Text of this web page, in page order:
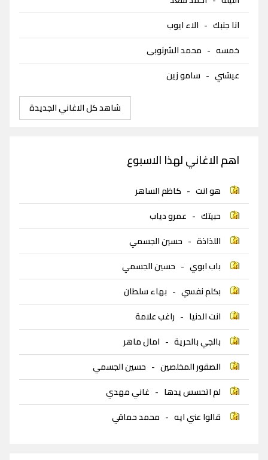
انا جنبك - الاء ايوب
خمسه - محمد الشرنوبى
عيشني - سامو زين
شاهد كل الاغاني الجديدة
اهم الاغاني لهذا الاسبوع
هو انت - كاظم الساهر
حبيتك - عمرو دياب
اللذاذة - حسين الجسمي
باب ابوي - حسين الجسمي
بكلم نفسي - بهاء سلطان
انت الدنيا - راغب علامة
بالجي بالحرية - امال ماهر
الصقور المخلصين - حسين الجسمي
لم اتحسس يدها - غاني مهدي
قالوا عني ايه - محمد حماقي